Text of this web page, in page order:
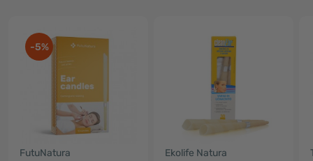
-5%
FutuNatura Ekolife Natura